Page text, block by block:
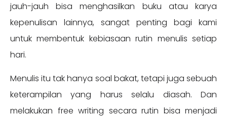
jauh-jauh bisa menghasilkan buku atau karya
kepenulisan lainnya, sangat penting bagi kami
untuk membentuk kebiasaan rutin menulis setiap
hari.
Menulis itu tak hanya soal bakat, tetapi juga sebuah
keterampilan yang harus selalu diasah. Dan
melakukan free writing secara rutin bisa menjadi